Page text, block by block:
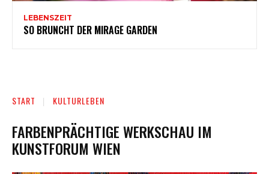
LEBENSZEIT
SO BRUNCHT DER MIRAGE GARDEN